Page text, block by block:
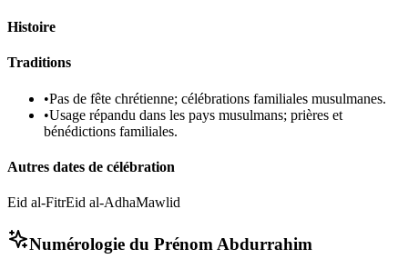
Histoire
Traditions
•Pas de fête chrétienne; célébrations familiales musulmanes.
•Usage répandu dans les pays musulmans; prières et
bénédictions familiales.
Autres dates de célébration
Eid al-FitrEid al-AdhaMawlid
Numérologie du Prénom Abdurrahim